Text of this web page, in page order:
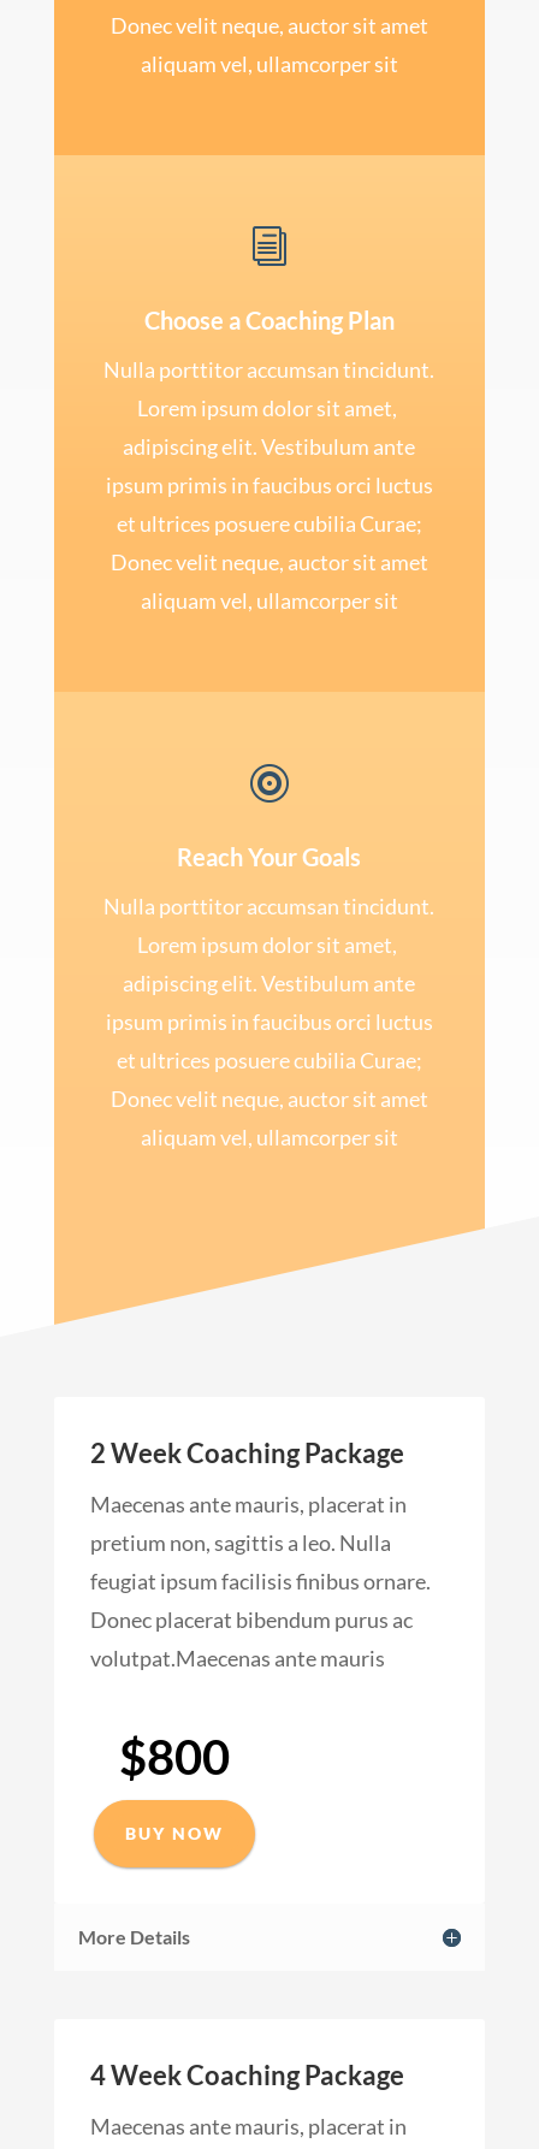
Donec velit neque, auctor sit amet
aliquam vel, ullamcorper sit
i
Choose a Coaching Plan
Nulla porttitor accumsan tincidunt.
Lorem ipsum dolor sit amet,
adipiscing elit. Vestibulum ante
ipsum primis in faucibus orci luctus
et ultrices posuere cubilia Curae;
Donec velit neque, auctor sit amet
aliquam vel, ullamcorper sit

Reach Your Goals
Nulla porttitor accumsan tincidunt.
Lorem ipsum dolor sit amet,
adipiscing elit. Vestibulum ante
ipsum primis in faucibus orci luctus
et ultrices posuere cubilia Curae;
Donec velit neque, auctor sit amet
aliquam vel, ullamcorper sit
2 Week Coaching Package
Maecenas ante mauris, placerat in
pretium non, sagittis a leo. Nulla
feugiat ipsum facilisis finibus ornare.
Donec placerat bibendum purus ac
volutpat.Maecenas ante mauris
$800
BUY NOW
More Details
4 Week Coaching Package
Maecenas ante mauris, placerat in